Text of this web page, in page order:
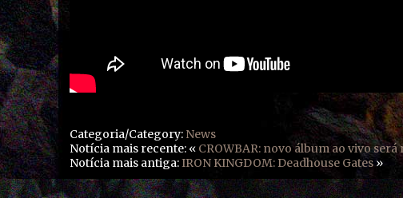
Categoria/Category: News
Notícia mais recente: « CROWBAR: novo álbum ao vivo
Notícia mais antiga:IRON KINGDOM: Deadhouse Gates»